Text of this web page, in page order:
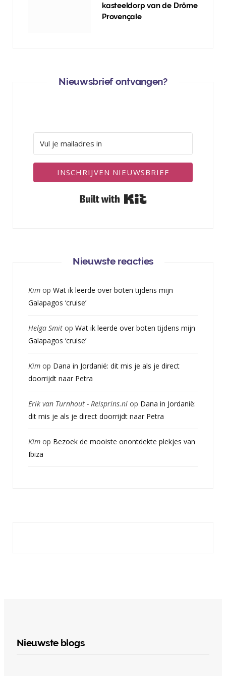
kasteeldorp van de Drôme
Provençale
Nieuwsbrief ontvangen?
INSCHRIJVEN NIEUWSBRIEF
Nieuwste reacties
Kim op Wat ik leerde over boten tijdens mijn
Galapagos ‘cruise’
Helga Smit op Wat ik leerde over boten tijdens mijn
Galapagos ‘cruise’
Kim op Dana in Jordanië: dit mis je als je direct
doorrijdt naar Petra
Erik van Turnhout - Reisprins.nl op Dana in Jordanië:
dit mis je als je direct doorrijdt naar Petra
Kim op Bezoek de mooiste onontdekte plekjes van
Ibiza
Nieuwste blogs